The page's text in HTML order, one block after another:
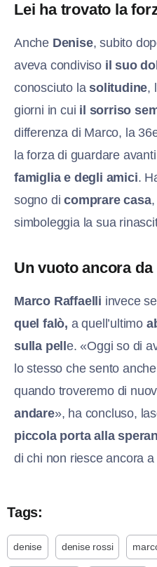
Lei ha trovato la
Anche Denise, subito
aveva condiviso il suo
conosciuto lasolitudine,
giorni in cui il sorriso
differenza di Marco, la
la forza di guardare
famiglia e degli amici.
sogno dicomprare casa,
simboleggia la sua
Un vuoto ancora
Marco Raffaelli invece
quel falò, a quell’ultimo
sulla pell e. «Oggi so di
lo stesso che sento
quando troveremo di
andare», ha concluso,
piccola porta alla
di chi non riesce ancora a
Tags:
denise denise rossi